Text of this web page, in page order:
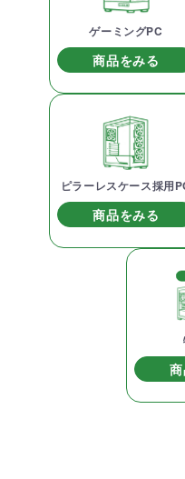
ゲーミングPC
商品をみる
ピラーレスケース採用
商品をみる